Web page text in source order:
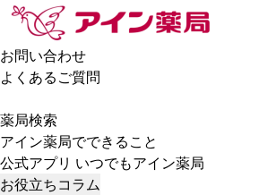
お問い合わせ
よくあるご質問
薬局検索
アイン薬局でできること
公式アプリ いつでもアイン薬局
お役立ちコラム